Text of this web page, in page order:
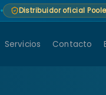
Distribuidor oficial
Servicios Contacto